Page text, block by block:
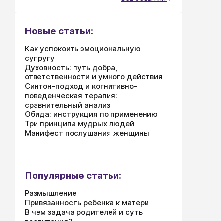
Новые статьи:
Как успокоить эмоциональную
супругу
Духовность: путь добра,
ответственности и умного действия
Синтон-подход и когнитивно-
поведенческая терапия:
сравнительный анализ
Обида: инструкция по применению
Три принципа мудрых людей
Манифест послушания женщины
Популярные статьи:
Размышление
Привязанность ребенка к матери
В чем задача родителей и суть